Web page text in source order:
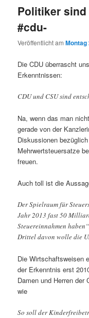
Politiker
#cdu-
Veröffentlicht amMontag
Die CDU überrascht
Erkenntnissen:
CDU und CSU sind
Na, wenn das man
gerade von der
Diskussionen
Mehrwertsteuersatze
freuen.
Auch toll ist die
Der Spielraum für
Jahr 2013 fast 50
Steuereinnahmen
Drittel davon wolle die
Die Wirtschaftsweisen
der Erkenntnis erst
Damen und Herren der
wie
So soll der